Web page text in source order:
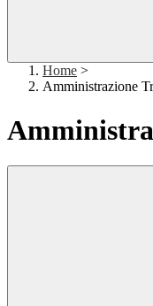
Home >
Amministrazione